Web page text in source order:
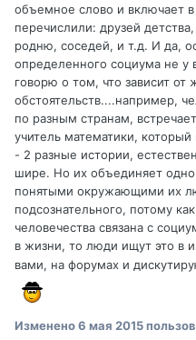
объемное слово и включает в
перечислили: друзей
родню, соседей, и т.д. И да,
определенного социума не у
говорю о том, что зависит от
обстоятельств....например,
по разным странам,
учитель математики,
- 2 разные истории,
шире. Но их объединяет
понятыми окружающими их
подсознательного, потому
человечества связана с
в жизни, то люди ищут это в
вами, на форумах и
Изменено6 мая 2015